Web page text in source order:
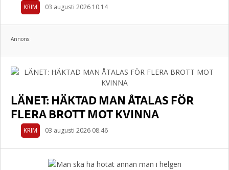
KRIM 03 augusti 2026 10.14
Annons:
LÄNET: HÄKTAD MAN ÅTALAS FÖR
FLERA BROTT MOT KVINNA
KRIM 03 augusti 2026 08.46